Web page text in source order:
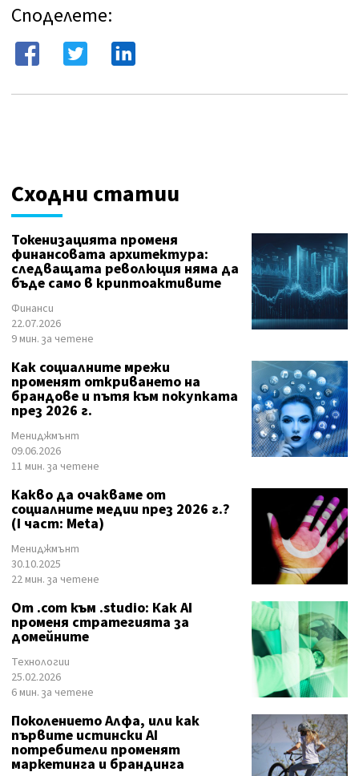
Споделете:
Сходни статии
Токенизацията променя
финансовата архитектура:
следващата революция няма да
бъде само в криптоактивите
Финанси
22.07.2026
9 мин. за четене
Как социалните мрежи
променят откриването на
брандове и пътя към покупката
през 2026 г.
Мениджмънт
09.06.2026
11 мин. за четене
Какво да очакваме от
социалните медии през 2026 г.?
(I част: Meta)
Мениджмънт
30.10.2025
22 мин. за четене
От .com към .studio: Как AI
променя стратегията за
домейните
Технологии
25.02.2026
6 мин. за четене
Поколението Алфа, или как
първите истински AI
потребители променят
маркетинга и брандинга